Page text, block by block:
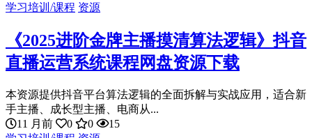
学习培训/课程 资源
《2025进阶金牌主播摸清算法逻辑》抖音
直播运营系统课程网盘资源下载
本资源提供抖音平台算法逻辑的全面拆解与实战应用，适合新
手主播、成长型主播、电商从...
11 月前
0 0
15